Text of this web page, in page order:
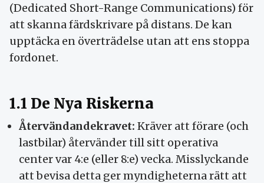
(Dedicated Short-Range Communications) för
att skanna färdskrivare på distans. De kan
upptäcka en överträdelse utan att ens stoppa
fordonet.
1.1 De Nya Riskerna
Återvändandekravet: Kräver att förare (och
lastbilar) återvänder till sitt operativa
center var 4:e (eller 8:e) vecka. Misslyckande
att bevisa detta ger myndigheterna rätt att